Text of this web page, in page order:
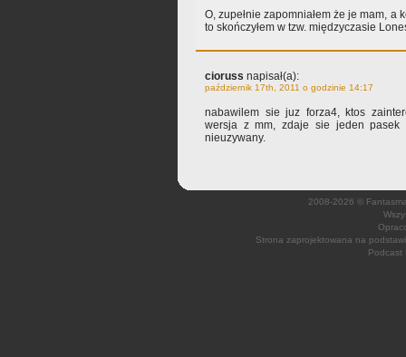
O, zupełnie zapomniałem że je mam, a
to skończyłem w tzw. międzyczasie
cioruss napisał(a):
październik 17th, 2011 o godzinie 14:17
nabawilem sie juz forza4, ktos
wersja z mm, zdaje sie jeden pasek
nieuzywany.
2008-2026 ©
Strona zaprojektowana na
Podcast